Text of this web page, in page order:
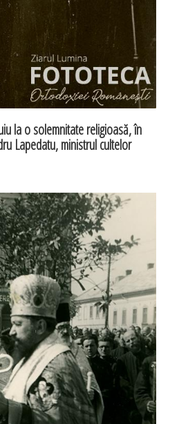
la o solemnitate religioasă, în
Lapedatu, ministrul cultelor